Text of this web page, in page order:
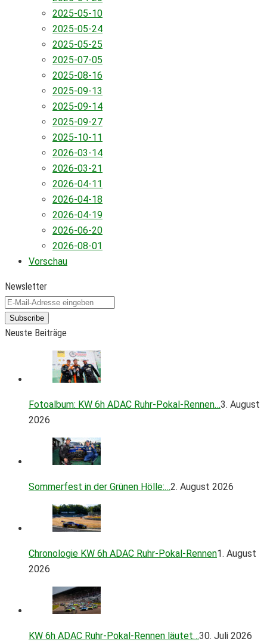
2025-05-10
2025-05-24
2025-05-25
2025-07-05
2025-08-16
2025-09-13
2025-09-14
2025-09-27
2025-10-11
2026-03-14
2026-03-21
2026-04-11
2026-04-18
2026-04-19
2026-06-20
2026-08-01
Vorschau
Newsletter
Subscribe
Neuste Beiträge
Fotoalbum: KW 6h ADAC Ruhr-Pokal-Rennen…3. August
2026
Sommerfest in der Grünen Hölle:…2. August 2026
Chronologie KW 6h ADAC Ruhr-Pokal-Rennen1. August
2026
KW 6h ADAC Ruhr-Pokal-Rennen läutet…30. Juli 2026